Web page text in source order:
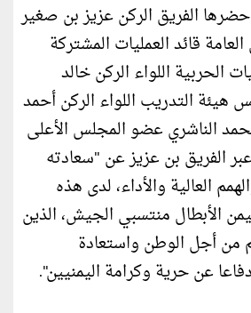
الفريق الركن عزيز بن صغير
قائد العمليات المشتركة
الحربية اللواء الركن خالد
هيئة التدريب اللواء الركن أحمد
الناشري عضو المجلس الأعلى
الفريق بن عزيز عن "سعادته
العالية والأداء، لدى هذه
الأبطال منتسبي الجيش، الذين
من أجل الوطن واستعادة
عن حرية وكرامة اليمنيين".